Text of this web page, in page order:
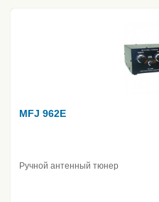
MFJ 962E
Ручной антенный тюнер